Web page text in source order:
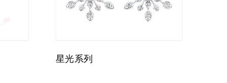
星光系列